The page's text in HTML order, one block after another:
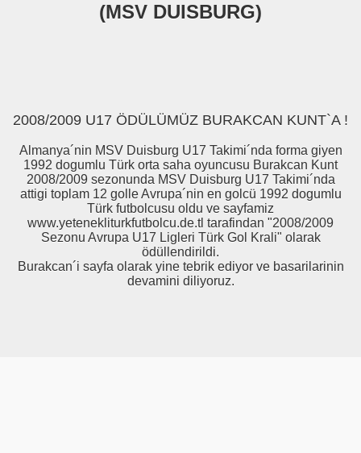
(MSV DUISBURG)
2008/2009 U17 ÖDÜLÜMÜZ BURAKCAN KUNT`A !
Almanya´nin MSV Duisburg U17 Takimi´nda forma giyen
1992 dogumlu Türk orta saha oyuncusu Burakcan Kunt
2008/2009 sezonunda MSV Duisburg U17 Takimi´nda
attigi toplam 12 golle Avrupa´nin en golcü 1992 dogumlu
Türk futbolcusu oldu ve sayfamiz
www.yetenekliturkfutbolcu.de.tl tarafindan "2008/2009
Sezonu Avrupa U17 Ligleri Türk Gol Krali" olarak
ödüllendirildi.
Burakcan´i sayfa olarak yine tebrik ediyor ve basarilarinin
devamini diliyoruz.